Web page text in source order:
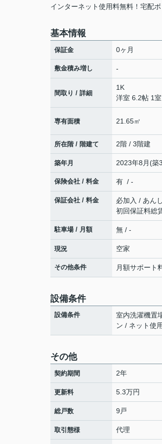
インターネット使用料無料！宅配ボ
基本情報
保証金 0ヶ月
敷金積み増し -
間取り / 詳細
1K
洋室 6.2帖 1室
専有面積 21.65㎡
所在階 / 階建て 2階 / 3階建
築年月 2023年8月(築
保険会社 / 料金 有 / -
保証会社 / 料金
必加入 / あん
初回保証料総
駐車場 / 月額 無 / -
現況 空家
その他条件 月額サポート
設備条件
設備条件
室内洗濯機置
ン / ネット使
その他
契約期間 2年
更新料 5.3万円
総戸数 9戸
取引態様 代理